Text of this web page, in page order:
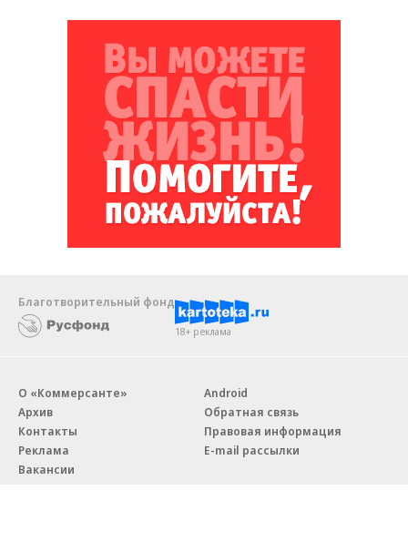
Благотворительный фонд
18+ реклама
О «Коммерсанте»
Архив
Контакты
Реклама
Вакансии
Android
Обратная связь
Правовая информация
E-mail рассылки